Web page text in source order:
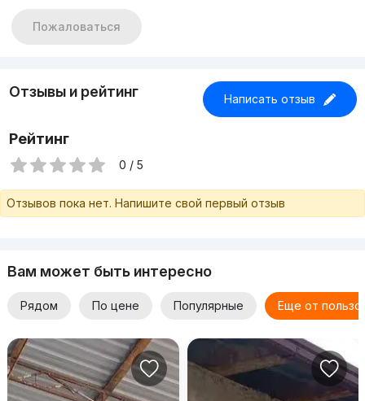
Пожаловаться
Отзывы и рейтинг Написать отзыв
Рейтинг
0 / 5
Отзывов пока нет. Напишите свой первый отзыв
Вам может быть интересно
Рядом По цене Популярные Еще от